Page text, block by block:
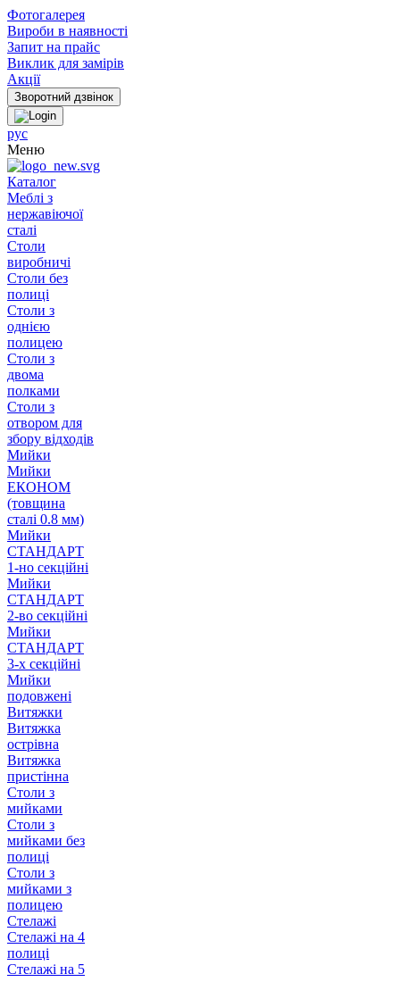
Фотогалерея
Вироби в наявності
Запит на прайс
Виклик для замірів
Акції
рус
Меню
Каталог
Меблі з
нержавіючої
сталі
Столи
виробничі
Столи без
полиці
Столи з
однією
полицею
Столи з
двома
полками
Столи з
отвором для
збору відходів
Мийки
Мийки
ЕКОНОМ
(товщина
сталі 0.8 мм)
Мийки
СТАНДАРТ
1-но секційні
Мийки
СТАНДАРТ
2-во секційні
Мийки
СТАНДАРТ
3-х секційні
Мийки
подовжені
Витяжки
Витяжка
острівна
Витяжка
пристінна
Столи з
мийками
Столи з
мийками без
полиці
Столи з
мийками з
полицею
Стелажі
Стелажі на 4
полиці
Стелажі на 5